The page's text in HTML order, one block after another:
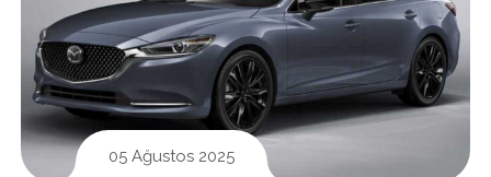
05 Ağustos 2025